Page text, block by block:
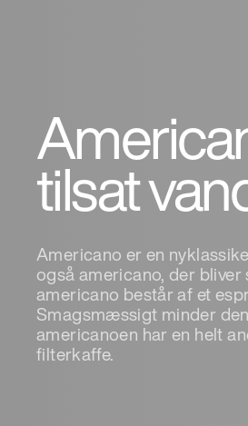
tilsat
Americano er en
også americano, der
americano består af et
Smagsmæssigt minder
americanoen har en helt
filterkaffe.